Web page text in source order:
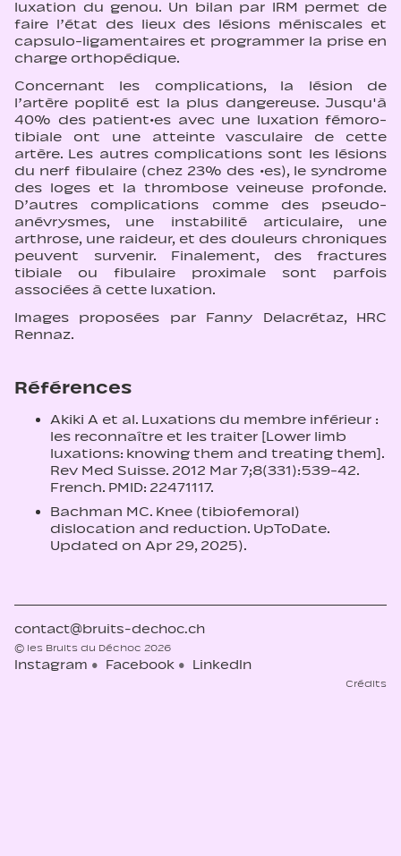
luxation du genou. Un bilan par IRM permet de
faire l’état des lieux des lésions méniscales et
capsulo-ligamentaires et programmer la prise en
charge orthopédique.
Concernant les complications, la lésion de
l’artère poplité est la plus dangereuse. Jusqu'à
40% des patient·es avec une luxation fémoro-
tibiale ont une atteinte vasculaire de cette
artère. Les autres complications sont les lésions
du nerf fibulaire (chez 23% des ·es), le syndrome
des loges et la thrombose veineuse profonde.
D’autres complications comme des pseudo-
anévrysmes, une instabilité articulaire, une
arthrose, une raideur, et des douleurs chroniques
peuvent survenir. Finalement, des fractures
tibiale ou fibulaire proximale sont parfois
associées à cette luxation.
Images proposées par Fanny Delacrétaz, HRC
Rennaz.
Références
Akiki A et al. Luxations du membre inférieur :
les reconnaître et les traiter [Lower limb
luxations: knowing them and treating them].
Rev Med Suisse. 2012 Mar 7;8(331):539-42.
French. PMID: 22471117.
Bachman MC. Knee (tibiofemoral)
dislocation and reduction. UpToDate.
Updated on Apr 29, 2025).
contact@bruits-dechoc.ch
© les Bruits du Déchoc 2026
Instagram Facebook LinkedIn
Crédits